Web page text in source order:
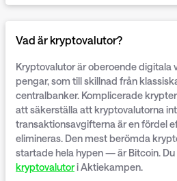
Vad är kryptovalutor?
Kryptovalutor är oberoende digitala
pengar, som till skillnad från
centralbanker. Komplicerade
att säkerställa att kryptovalutorna
transaktionsavgifterna är en fördel
elimineras. Den mest berömda
startade hela hypen — är Bitcoin.
kryptovalutoriAktiekampen.